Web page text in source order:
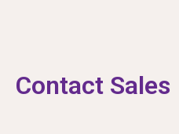
Contact Sales